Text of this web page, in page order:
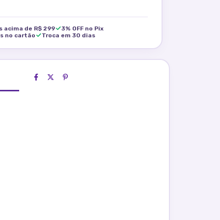
acima de R$ 299
3% OFF no Pix
no cartão
Troca em 30 dias